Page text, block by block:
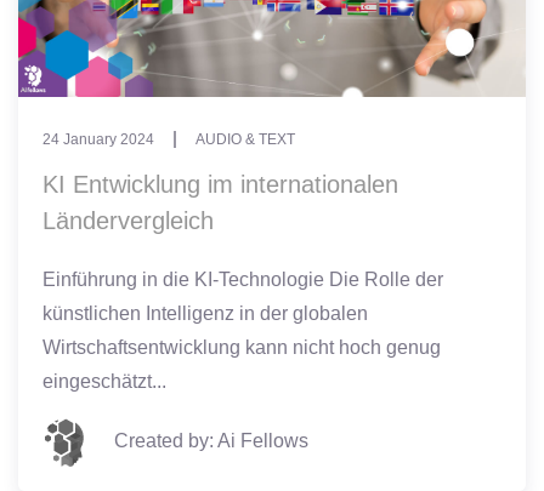
24 January 2024 AUDIO & TEXT
KI Entwicklung im internationalen
Ländervergleich
Einführung in die KI-Technologie Die Rolle der
künstlichen Intelligenz in der globalen
Wirtschaftsentwicklung kann nicht hoch genug
eingeschätzt...
Created by: Ai Fellows